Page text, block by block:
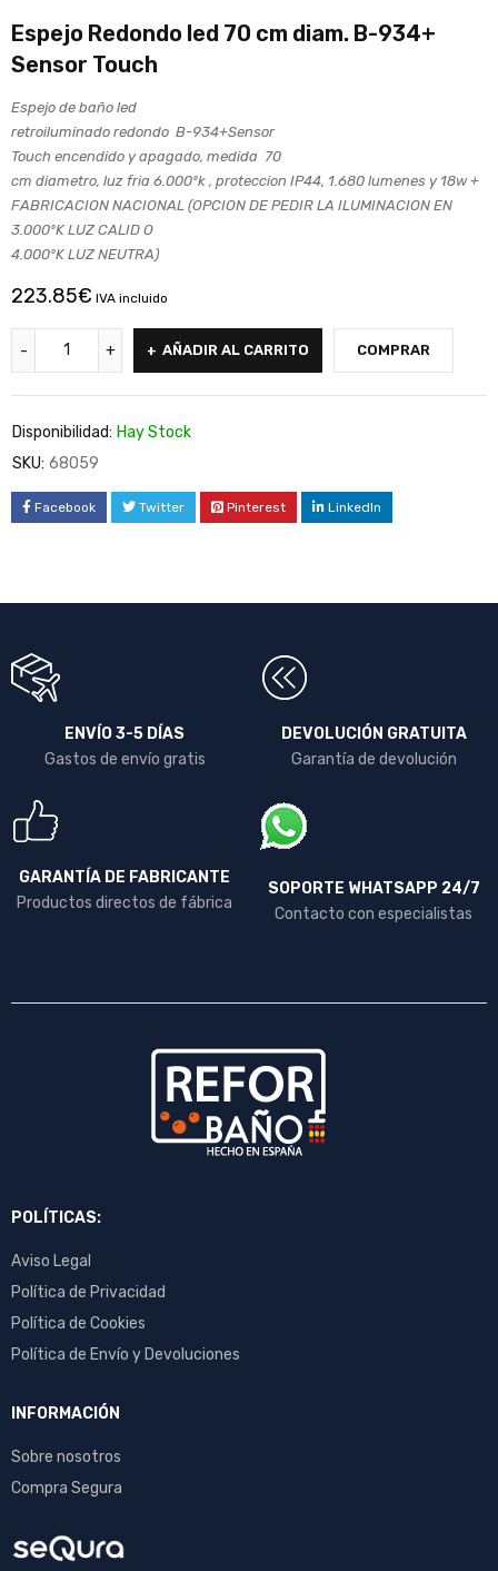
Espejo Redondo led 70 cm diam. B-934+
Sensor Touch
Espejo de baño led
retroiluminado redondo B-934+Sensor
Touch encendido y apagado, medida 70
cm diametro, luz fria 6.000ºk , proteccion IP44, 1.680 lumenes y 18w +
FABRICACION NACIONAL (OPCION DE PEDIR LA ILUMINACION EN
3.000ºK LUZ CALID O
4.000ºK LUZ NEUTRA)
223.85€ IVA incluido
AÑADIR AL CARRITO COMPRAR
Disponibilidad: Hay Stock
SKU: 68059
Facebook Twitter Pinterest LinkedIn
ENVÍO 3-5 DÍAS
Gastos de envío gratis
DEVOLUCIÓN GRATUITA
Garantía de devolución
GARANTÍA DE FABRICANTE
Productos directos de fábrica
SOPORTE WHATSAPP 24/7
Contacto con especialistas
POLÍTICAS:
Aviso Legal
Política de Privacidad
Política de Cookies
Política de Envío y Devoluciones
INFORMACIÓN
Sobre nosotros
Compra Segura